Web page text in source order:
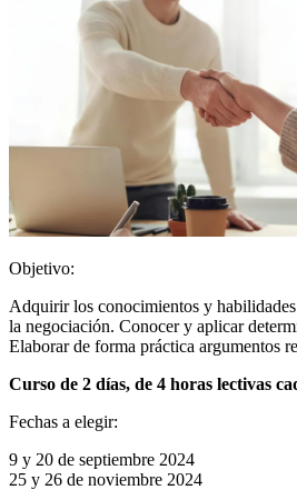
Objetivo:
Adquirir los conocimientos y
la negociación. Conocer y aplicar
Elaborar de forma práctica argumentos
Curso de 2 días, de 4 horas lectivas
Fechas a elegir:
9 y 20 de septiembre 2024
25 y 26 de noviembre 2024